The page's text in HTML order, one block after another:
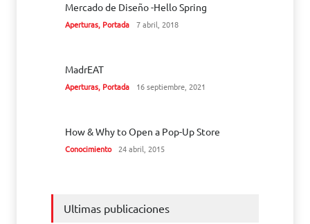
Mercado de Diseño -Hello Spring
Aperturas, Portada 7 abril, 2018
MadrEAT
Aperturas, Portada 16 septiembre, 2021
How & Why to Open a Pop-Up Store
Conocimiento 24 abril, 2015
Ultimas publicaciones